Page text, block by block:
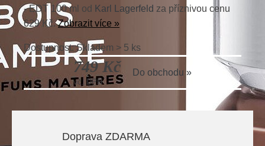
- EDT 100 ml od Karl Lagerfeld za příznivou cenu
629 Kč.Zobrazit více »
Dostupnost: Skladem > 5 ks
749 Kč
vč. DPH
Do obchodu »
Doprava ZDARMA